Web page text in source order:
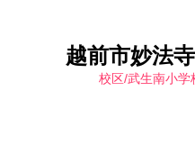
越前市妙法
校区/武生南小学